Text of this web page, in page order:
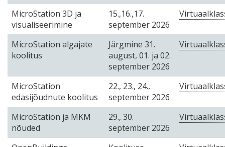
MicroStation 3D ja
visualiseerimine
15.,16.,17.
september 2026
MicroStation algajate
koolitus
Järgmine 31.
august, 01. ja 02.
september 2026
MicroStation
edasijõudnute koolitus
22., 23., 24.,
september 2026
MicroStation ja MKM
nõuded
29., 30.
september 2026